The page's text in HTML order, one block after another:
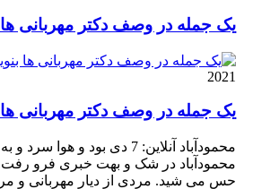
یک جمله در وصف دکتر مهربانی ها
2021
یک جمله در وصف دکتر مهربانی ها
محمودآباد آنلاین: 7 دی بود و هوا
محمودآباد در شک و بهت خبری فرو
حس می شید. مردی از دیار مهربانی و